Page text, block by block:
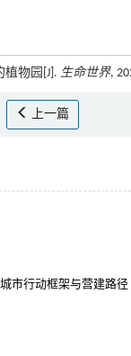
物园[J]. 生命世界,
上一篇